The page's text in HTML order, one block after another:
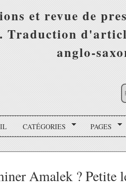
et revue de
anglo-
CATÉGORIES PAGES
Amalek ? Petite